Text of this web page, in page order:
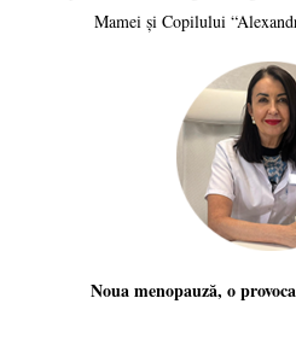
Mamei și Copilului
Noua menopauză, o